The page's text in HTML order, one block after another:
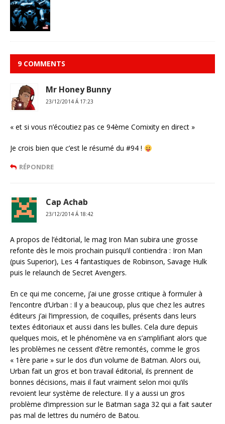
9 COMMENTS
Mr Honey Bunny
23/12/2014 Á 17:23
« et si vous n’écoutiez pas ce 94ème Comixity en direct »
Je crois bien que c’est le résumé du #94 !
RÉPONDRE
Cap Achab
23/12/2014 Á 18:42
A propos de l’éditorial, le mag Iron Man subira une grosse
refonte dès le mois prochain puisqu’il contiendra : Iron Man
(puis Superior), Les 4 fantastiques de Robinson, Savage Hulk
puis le relaunch de Secret Avengers.
En ce qui me concerne, j’ai une grosse critique à formuler à
l’encontre d’Urban : Il y a beaucoup, plus que chez les autres
éditeurs j’ai l’impression, de coquilles, présents dans leurs
textes éditoriaux et aussi dans les bulles. Cela dure depuis
quelques mois, et le phénomène va en s’amplifiant alors que
les problèmes ne cessent d’être remontés, comme le gros
« 1ère parie » sur le dos d’un volume de Batman. Alors oui,
Urban fait un gros et bon travail éditorial, ils prennent de
bonnes décisions, mais il faut vraiment selon moi qu’ils
revoient leur système de relecture. Il y a aussi un gros
problème d’impression sur le Batman saga 32 qui a fait sauter
pas mal de lettres du numéro de Batou.